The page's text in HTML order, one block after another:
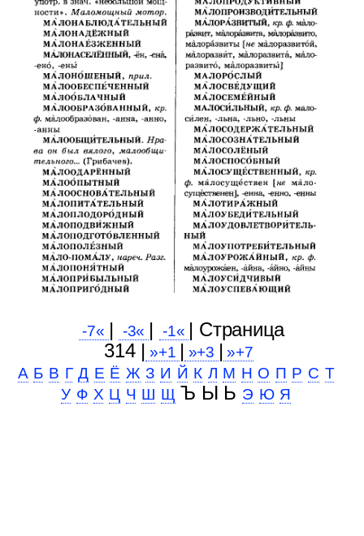
-7« | -3« | -1« | Cтраница
314 | »+1 | »+3 | »+7
А Б В Г Д Е Ё Ж З И Й К Л М Н О П Р С Т
У Ф Х Ц Ч Ш Щ Ъ Ы Ь Э Ю Я